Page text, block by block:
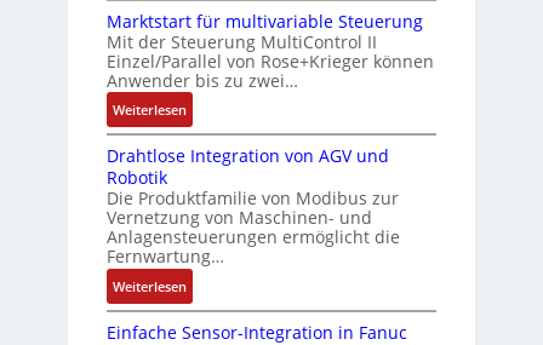
i
b
e
l
f
ü
r
i
e
A
n
w
e
n
n
d
5
G
a
u
f
e
n
R
a
s
p
b
i
e
r
n
g
e
s
t
ä
t
i
g
l
e
i
c
h
s
e
m
e
n
t
e
m
u
f
t
r
a
g
s
i
n
g
a
n
Marktstart für multivariable Steuerung
Mit der Steuerung MultiControl II
Einzel/Parallel von Rose+Krieger können
Anwender bis zu zwei…
Weiterlesen:
M
a
k
t
s
t
a
r
t
Drahtlose Integration von AGV und
Robotik
Die Produktfamilie von Modibus zur
Vernetzung von Maschinen- und
Anlagensteuerungen ermöglicht die
Fernwartung…
Weiterlesen:
D
r
Einfache Sensor-Integration in Fanuc